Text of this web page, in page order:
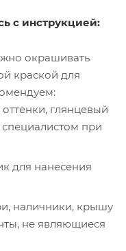
с инструкцией:
окрашивать
краской для
глянцевый
специалистом при
для нанесения
наличники, крышу
не являющиеся